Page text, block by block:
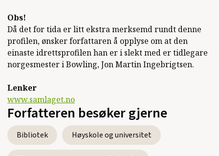
Se alle utgivelser
Obs!
Då det for tida er litt ekstra merksemd rundt denne
profilen, ønsker forfattaren å opplyse om at den
einaste idrettsprofilen han er i slekt med er tidlegare
norgesmester i Bowling, Jon Martin Ingebrigtsen.
Lenker
www.samlaget.no
Forfatteren besøker gjerne
Bibliotek Høyskole og universitet